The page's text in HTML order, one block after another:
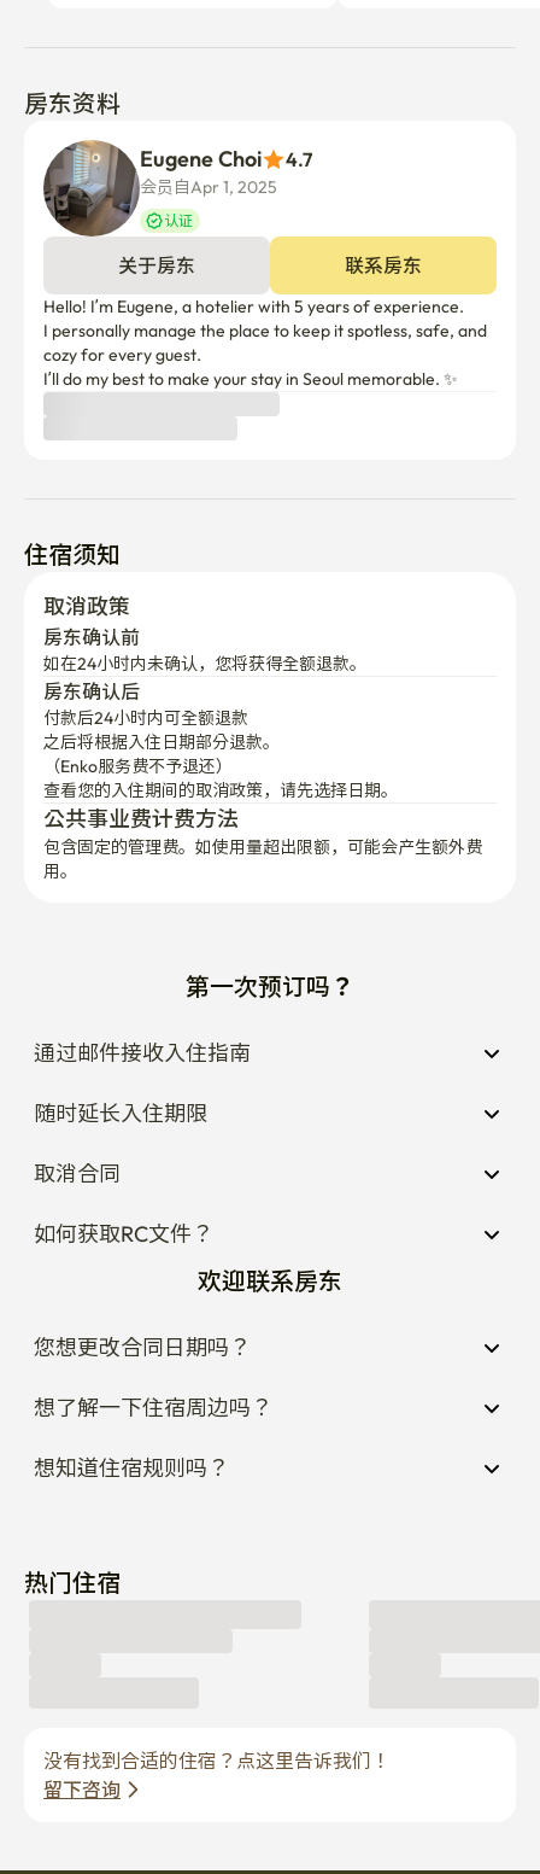
房东资料
Eugene Choi 4.7
会员自Apr 1, 2025
认证
关于房东 联系房东
Hello! I’m Eugene, a hotelier with 5 years of experience.
I personally manage the place to keep it spotless, safe, and
cozy for every guest.
I’ll do my best to make your stay in Seoul memorable. ✨
住宿须知
取消政策
房东确认前
如在24小时内未确认，您将获得全额退款。
房东确认后
付款后24小时内可全额退款
之后将根据入住日期部分退款。
（Enko服务费不予退还）
查看您的入住期间的取消政策，请先选择日期。
公共事业费计费方法
包含固定的管理费。如使用量超出限额，可能会产生额外费
用。
第一次预订吗？
通过邮件接收入住指南
随时延长入住期限
取消合同
如何获取RC文件？
欢迎联系房东
您想更改合同日期吗？
想了解一下住宿周边吗？
想知道住宿规则吗？
热门住宿
没有找到合适的住宿？点这里告诉我们！
留下咨询